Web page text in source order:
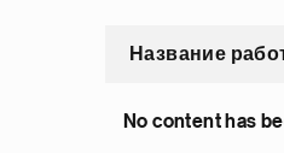
Название
No content has